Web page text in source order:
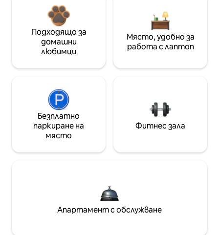
Подходящо за
домашни
любимци
Място, удобно за
работа с лаптоп
Безплатно
паркиране на
място
Фитнес зала
Апартамент с обслужване